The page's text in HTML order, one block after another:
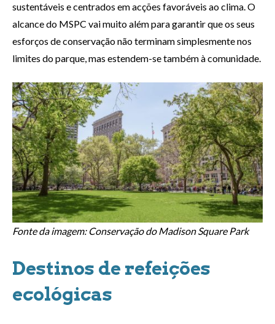
sustentáveis e centrados em acções favoráveis ao clima. O
alcance do MSPC vai muito além para garantir que os seus
esforços de conservação não terminam simplesmente nos
limites do parque, mas estendem-se também à comunidade.
Fonte da imagem: Conservação do Madison Square Park
Destinos de refeições
ecológicas